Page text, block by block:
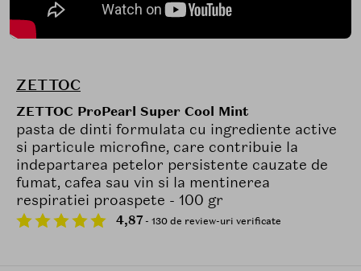
ZETTOC
ZETTOC ProPearl Super Cool Mint
pasta de dinti formulata cu ingrediente active
si particule microfine, care contribuie la
indepartarea petelor persistente cauzate de
fumat, cafea sau vin si la mentinerea
respiratiei proaspete - 100 gr
4,87- 130 de review-uri verificate